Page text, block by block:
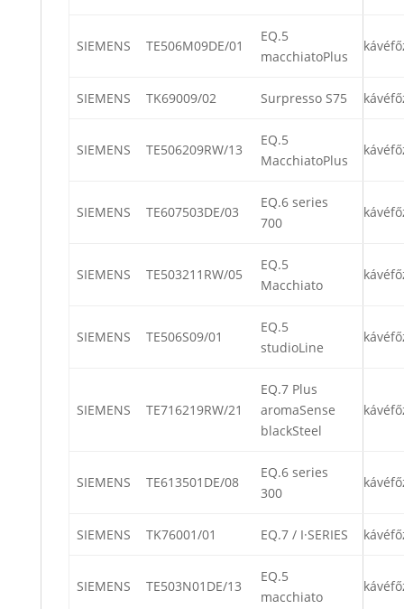
SIEMENS TE506M09DE/01
EQ.5
macchiatoPlus
SIEMENS TK69009/02 Surpresso S75
SIEMENS TE506209RW/13
EQ.5
MacchiatoPlus
SIEMENS TE607503DE/03
EQ.6 series
700
SIEMENS TE503211RW/05
EQ.5
Macchiato
SIEMENS TE506S09/01
EQ.5
studioLine
SIEMENS TE716219RW/21
EQ.7 Plus
aromaSense
blackSteel
SIEMENS TE613501DE/08
EQ.6 series
300
SIEMENS TK76001/01 EQ.7 / I·SERIES
SIEMENS TE503N01DE/13
EQ.5
macchiato